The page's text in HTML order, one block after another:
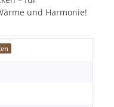
und Harmonie!